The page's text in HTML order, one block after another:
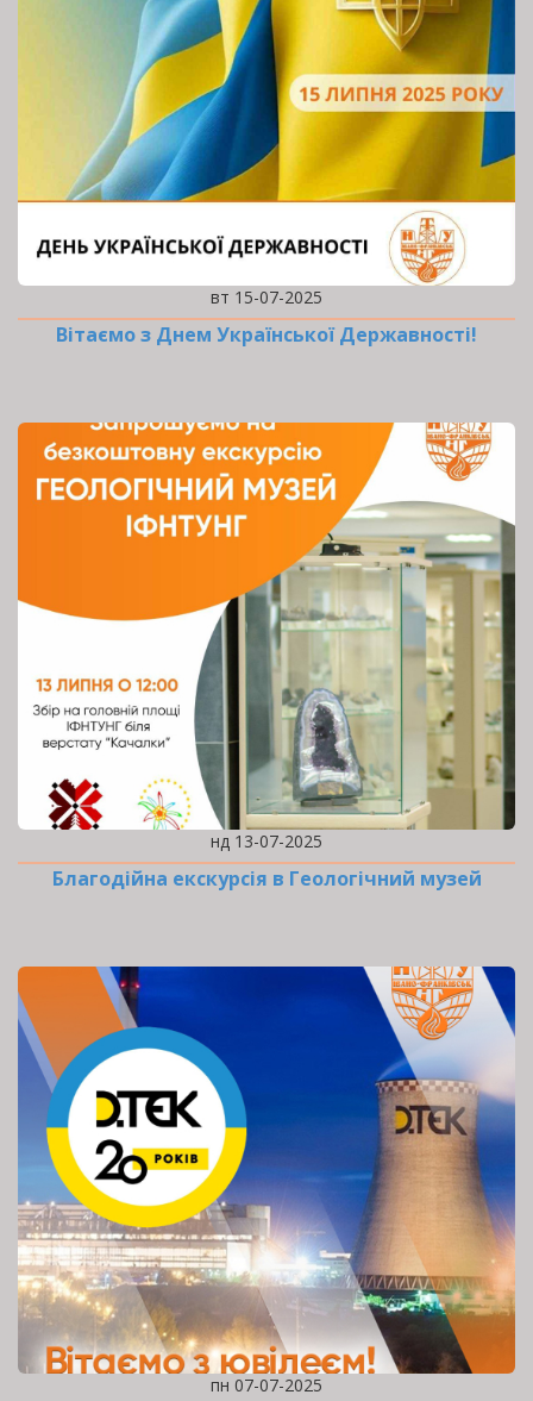
вт 15-07-2025
Вітаємо з Днем Української Державності!
нд 13-07-2025
Благодійна екскурсія в Геологічний музей
пн 07-07-2025